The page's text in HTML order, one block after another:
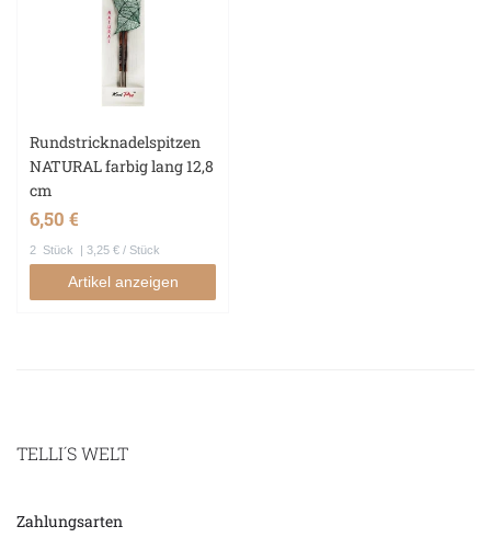
Rundstricknadelspitzen
NATURAL farbig lang 12,8
cm
6,50 €
2 Stück | 3,25 € / Stück
Artikel anzeigen
TELLI´S WELT
Zahlungsarten